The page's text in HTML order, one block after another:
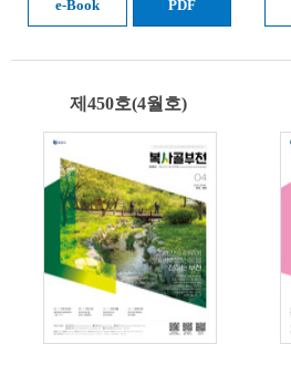
e-Book PDF
제450호(4월호)